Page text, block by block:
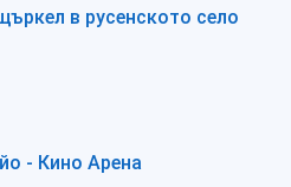
в русенското село
- Кино Арена